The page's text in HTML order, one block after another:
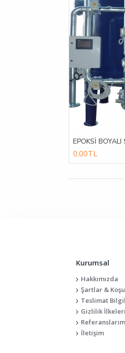
0,00TL
Kurumsal
Hakkımızda
Şartlar &
Teslimat
Gizlilik İlkeleri
İletişim